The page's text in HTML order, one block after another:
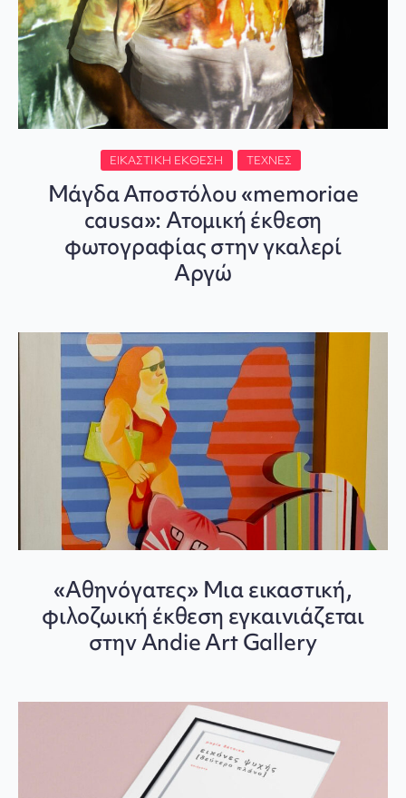
ΕΙΚΑΣΤΙΚΉ ΈΚΘΕΣΗ ΤΈΧΝΕΣ
Μάγδα Αποστόλου «memoriae
causa»: Ατομική έκθεση
φωτογραφίας στην γκαλερί
Αργώ
«Αθηνόγατες» Μια εικαστική,
φιλοζωική έκθεση εγκαινιάζεται
στην Andie Art Gallery